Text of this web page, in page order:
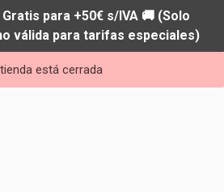
para +50€ s/IVA 🚚 (Solo
válida para tarifas especiales)
está cerrada